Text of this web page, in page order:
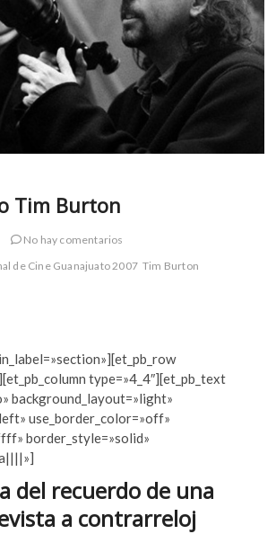
m
o
l
s
Tim Burton
No hay comentarios
de Cine Guanajuato 2007 Tim Burton
h
type=»4_4″][et_pb_text
background_layout=»light»
use_border_color=»off»
border_style=»solid»
del recuerdo de una
a contrarreloj